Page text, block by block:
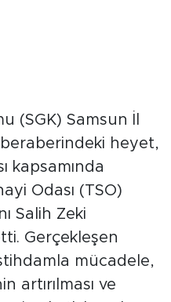
(SGK) Samsun İl
heyet,
kapsamında
Odası (TSO)
Salih Zeki
Gerçekleşen
mücadele,
artırılması ve